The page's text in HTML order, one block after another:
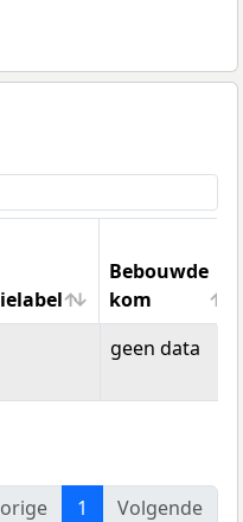
Bebouwde
kom
Bebouwde
kom
geen data
1 Volgende